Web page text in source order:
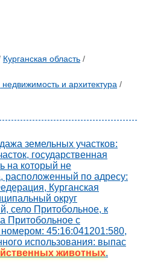
Курганская область /
недвижимость и архитектура /
земельных участков:
государственная
на который не
расположенный по адресу:
Курганская
округ
село Притобольное, к
Притобольное с
45:16:041201:580,
использования: выпас
животных.